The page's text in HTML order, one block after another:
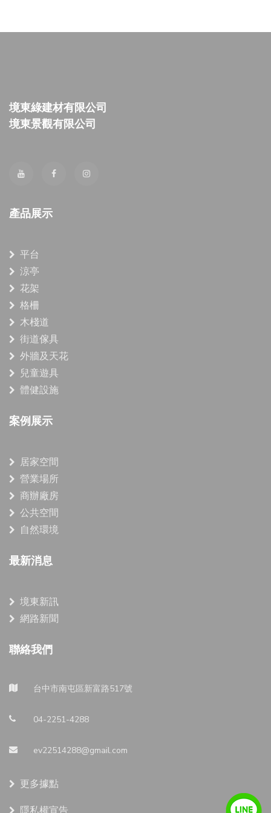
境東綠建材有限公司
境東景觀有限公司
產品展示
平台
涼亭
花架
格柵
木棧道
街道傢具
外牆及天花
兒童遊具
體健設施
案例展示
居家空間
營業場所
商辦廠房
公共空間
自然環境
最新消息
境東新訊
網路新聞
聯絡我們
台中市南屯區新富路517號
04-2251-4288
ev22514288@gmail.com
更多據點